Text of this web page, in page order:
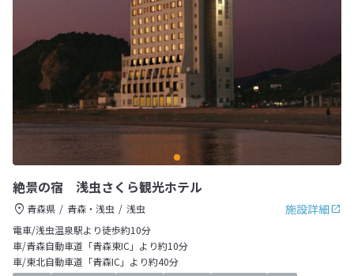
絶景の宿 浅虫さくら観光ホテル
施設詳細
青森県 青森・浅虫
浅虫
電車/浅虫温泉駅より徒歩約10分
車/青森自動車道「青森東IC」より約10分
車/東北自動車道「青森IC」より約40分